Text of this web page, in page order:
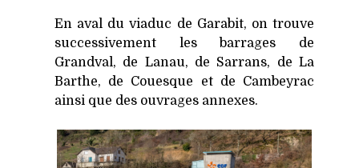
En aval du viaduc de Garabit, on trouve
successivement les barrages de
Grandval, de Lanau, de Sarrans, de La
Barthe, de Couesque et de Cambeyrac
ainsi que des ouvrages annexes.